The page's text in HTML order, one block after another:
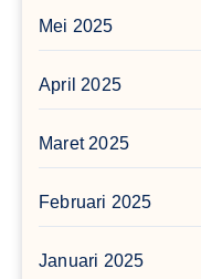
Mei 2025
April 2025
Maret 2025
Februari 2025
Januari 2025